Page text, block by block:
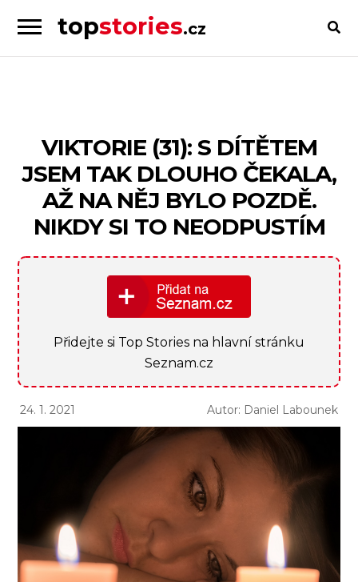
Skip
to
Skip
to
topstories.cz
lidi
VIKTORIE (31): S DÍTĚTEM
JSEM TAK DLOUHO ČEKALA,
AŽ NA NĚJ BYLO POZDĚ.
NIKDY SI TO NEODPUSTÍM
Přidejte si Top Stories na hlavní stránku
Seznam.cz
24. 1. 2021 Autor: Daniel Labounek